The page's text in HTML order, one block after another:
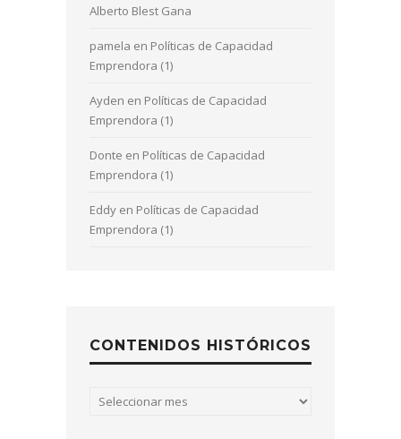
Alberto Blest Gana
pamela en Políticas de Capacidad
Emprendora (1)
Ayden en Políticas de Capacidad
Emprendora (1)
Donte en Políticas de Capacidad
Emprendora (1)
Eddy en Políticas de Capacidad
Emprendora (1)
CONTENIDOS HISTÓRICOS
Contenidos